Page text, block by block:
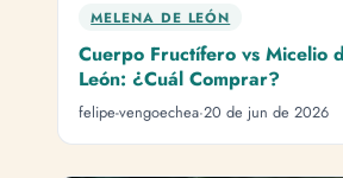
MELENA DE LEÓN
Cuerpo Fructífero vs Micelio
León: ¿Cuál Comprar?
felipe-vengoechea·20 de jun de 2026